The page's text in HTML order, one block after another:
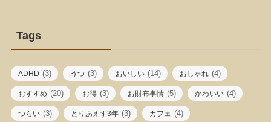
Tags
ADHD (3) うつ (3) おいしい (14) おしゃれ (4)
おすすめ (20) お得 (3) お財布事情 (5) かわいい (4)
つらい (3) とりあえず3年 (3) カフェ (4)